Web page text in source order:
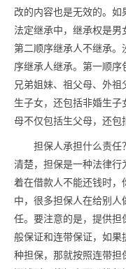
改的内容也是无效的。如
法定继承中，继承权是男
第二顺序继承人不继承
序继承人继承。第一顺
兄弟姐妹、祖父母、外
生子女，还包括非婚生
母不仅包括生父母，还包
担保人承担什么责任
清楚，担保是一种法律
着在借款人不能还钱时
中，很多担保人在给别
任。要注意的是，提供
般保证和连带保证，如
种担保，那就按照连带